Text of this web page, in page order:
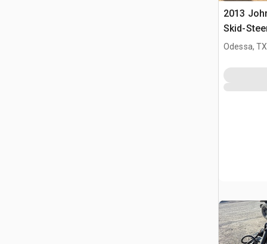
2013
Skid-
Odessa, TX